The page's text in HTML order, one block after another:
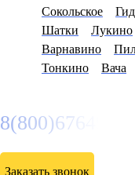
Сокольское
Шатки
Лукино
Варнавино
Тонкино
Вача
8(800)6764935
Заказать звонок